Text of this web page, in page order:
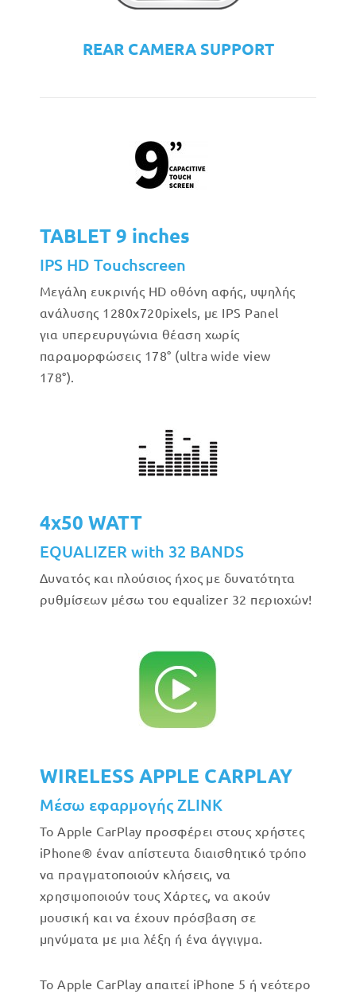
REAR CAMERA SUPPORT
TABLET 9 inches
IPS HD Touchscreen
Μεγάλη ευκρινής HD οθόνη αφής, υψηλής
ανάλυσης 1280x720pixels, με IPS Panel
για υπερευρυγώνια θέαση χωρίς
παραμορφώσεις 178° (ultra wide view
178°).
4x50 WATT
EQUALIZER with 32 BANDS
Δυνατός και πλούσιος ήχος με δυνατότητα
ρυθμίσεων μέσω του equalizer 32 περιοχών!
WIRELESS APPLE CARPLAY
Μέσω εφαρμογής ZLINK
Το Apple CarPlay προσφέρει στους χρήστες
iPhone® έναν απίστευτα διαισθητικό τρόπο
να πραγματοποιούν κλήσεις, να
χρησιμοποιούν τους Χάρτες, να ακούν
μουσική και να έχουν πρόσβαση σε
μηνύματα με μια λέξη ή ένα άγγιγμα.
Το Apple CarPlay απαιτεί iPhone 5 ή νεότερο